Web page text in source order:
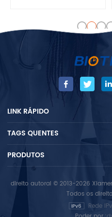
encontrado em mamíferos.
IgE é sintetizado por plasma
principal é imunidade aos
parasitas, como helmintos
como Schistosoma Mansoni,
Trichinella Spiralis e Fasciola
Hepatica. IgE total é utilizado
durante defesa imunológica
contra Certos parasitas
protozoários, como
Plasmodium Falciparum. O
IGE total pode ter evoluído
como última linha de defesa
Venoms.
LINK RÁPIDO
TAGS QUENTES
PRODUTOS
direito autoral © 2013-2026
Todos os
Rede